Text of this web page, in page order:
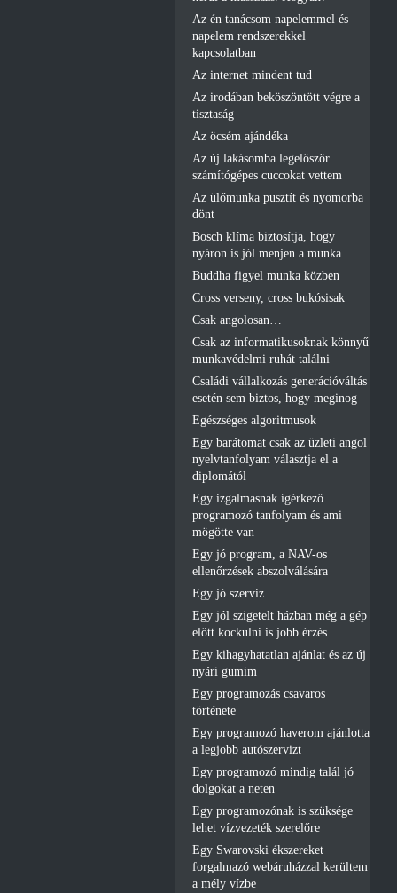
Az én tanácsom napelemmel és
napelem rendszerekkel
kapcsolatban
Az internet mindent tud
Az irodában beköszöntött végre a
tisztaság
Az öcsém ajándéka
Az új lakásomba legelőször
számítógépes cuccokat vettem
Az ülőmunka pusztít és nyomorba
dönt
Bosch klíma biztosítja, hogy
nyáron is jól menjen a munka
Buddha figyel munka közben
Cross verseny, cross bukósisak
Csak angolosan…
Csak az informatikusoknak könnyű
munkavédelmi ruhát találni
Családi vállalkozás generációváltás
esetén sem biztos, hogy meginog
Egészséges algoritmusok
Egy barátomat csak az üzleti angol
nyelvtanfolyam választja el a
diplomától
Egy izgalmasnak ígérkező
programozó tanfolyam és ami
mögötte van
Egy jó program, a NAV-os
ellenőrzések abszolválására
Egy jó szerviz
Egy jól szigetelt házban még a gép
előtt kockulni is jobb érzés
Egy kihagyhatatlan ajánlat és az új
nyári gumim
Egy programozás csavaros
története
Egy programozó haverom ajánlotta
a legjobb autószervizt
Egy programozó mindig talál jó
dolgokat a neten
Egy programozónak is szüksége
lehet vízvezeték szerelőre
Egy Swarovski ékszereket
forgalmazó webáruházzal kerültem
a mély vízbe